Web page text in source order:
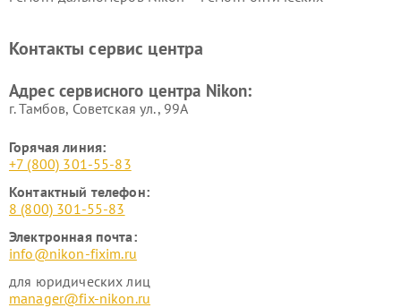
Контакты сервис центра
Адрес сервисного центра Nikon:
г. Тамбов, Советская ул., 99А
Горячая линия:
+7 (800) 301-55-83
Контактный телефон:
8 (800) 301-55-83
Электронная почта:
info@nikon-fixim.ru
для юридических лиц
manager@fix-nikon.ru